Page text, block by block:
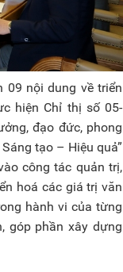
09 nội dung về triển
hiện Chỉ thị số 05-
đạo đức, phong
tạo – Hiệu quả”
công tác quản trị,
hoá các giá trị văn
hành vi của từng
góp phần xây dựng